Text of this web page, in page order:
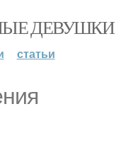
ДЕВУШКИ
статьи